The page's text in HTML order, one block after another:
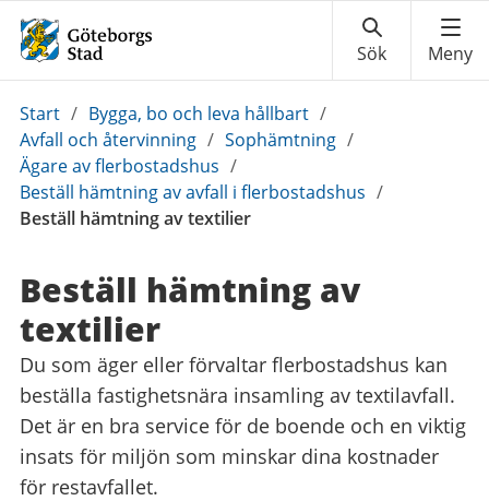
Du
är
här:
Start / Bygga, bo och leva hållbart /
Avfall och återvinning / Sophämtning /
Ägare av flerbostadshus /
Beställ hämtning av avfall i flerbostadshus /
Beställ hämtning av textilier
Beställ hämtning av
textilier
Du som äger eller förvaltar flerbostadshus kan
beställa fastighetsnära insamling av textilavfall.
Det är en bra service för de boende och en viktig
insats för miljön som minskar dina kostnader
för restavfallet.